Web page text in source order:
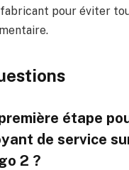
pour éviter
étape
de service
2 ?